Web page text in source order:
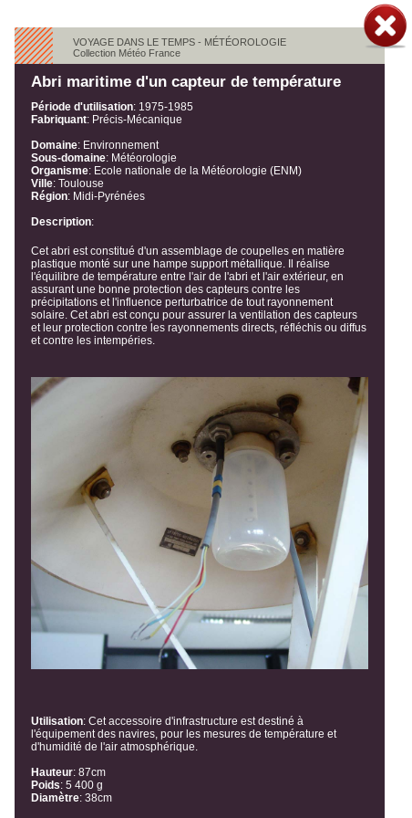
VOYAGE DANS LE TEMPS - MÉTÉOROLOGIE
Collection Météo France
Abri maritime d'un capteur de température
Période d'utilisation: 1975-1985
Fabriquant: Précis-Mécanique
Domaine: Environnement
Sous-domaine: Météorologie
Organisme: Ecole nationale de la Météorologie (ENM)
Ville: Toulouse
Région: Midi-Pyrénées
Description:
Cet abri est constitué d'un assemblage de coupelles en matière
plastique monté sur une hampe support métallique. Il réalise
l'équilibre de température entre l'air de l'abri et l'air extérieur, en
assurant une bonne protection des capteurs contre les
précipitations et l'influence perturbatrice de tout rayonnement
solaire. Cet abri est conçu pour assurer la ventilation des capteurs
et leur protection contre les rayonnements directs, réfléchis ou diffus
et contre les intempéries.
Utilisation: Cet accessoire d'infrastructure est destiné à
l'équipement des navires, pour les mesures de température et
d'humidité de l'air atmosphérique.
Hauteur: 87cm
Poids: 5 400 g
Diamètre: 38cm